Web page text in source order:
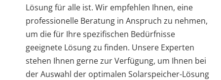
Lösung für alle ist. Wir empfehlen Ihnen, eine
professionelle Beratung in Anspruch zu nehmen,
um die für Ihre spezifischen Bedürfnisse
geeignete Lösung zu finden. Unsere Experten
stehen Ihnen gerne zur Verfügung, um Ihnen bei
der Auswahl der optimalen Solarspeicher-Lösung